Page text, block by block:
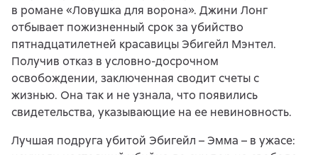
в романе «Ловушка для ворона». Джини Лонг
отбывает пожизненный срок за убийство
пятнадцатилетней красавицы Эбигейл Мэнтел.
Получив отказ в условно-досрочном
освобождении, заключенная сводит счеты с
жизнью. Она так и не узнала, что появились
свидетельства, указывающие на ее невиновность.
Лучшая подруга убитой Эбигейл – Эмма – в ужасе: